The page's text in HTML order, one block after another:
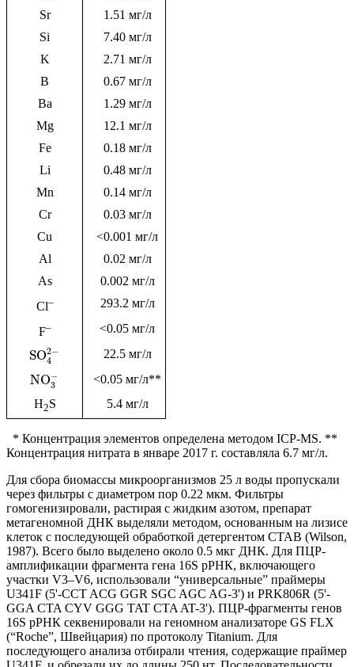
Sr
1.51 мг/л
Si
7.40 мг/л
K
2.71 мг/л
B
0.67 мг/л
Ba
1.29 мг/л
Mg
12.1 мг/л
Fe
0.18 мг/л
Li
0.48 мг/л
Mn
0.14 мг/л
Cr
0.03 мг/л
Cu
<0.001 мг/л
Al
0.02 мг/л
As
0.002 мг/л
Cl– 293.2 мг/л
F– <0.05 мг/л
SO2−
4
22.5 мг/л
NO−
3
<0.05 мг/л**
H2S 5.4 мг/л
* Концентрация элементов определена методом ICP-MS. **
Концентрация нитрата в январе 2017 г. составляла 6.7 мг/л.
Для сбора биомассы микроорганизмов 25 л воды пропускали
через фильтры с диаметром пор 0.22 мкм. Фильтры
гомогенизировали, растирая с жидким азотом, препарат
метагеномной ДНК выделяли методом, основанным на лизисе
клеток с последующей обработкой детергентом СТАВ (Wilson,
1987). Всего было выделено около 0.5 мкг ДНК. Для ПЦР-
амплификации фрагмента гена 16S рРНК, включающего
участки V3–V6, использовали “универсальные” праймеры
U341F (5'-CCT ACG GGR SGC AGC AG-3') и PRK806R (5'-
GGA CTA CYV GGG TAT CTA AT-3'). ПЦР-фрагменты генов
16S рРНК секвенировали на геномном анализаторе GS FLX
(“Roche”, Швейцария) по протоколу Titanium. Для
последующего анализа отбирали чтения, содержащие праймер